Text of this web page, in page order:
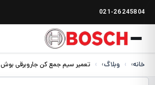
021-26245804
خانه› وبلاگ› تعمیر سیم جمع کن جاروبرقی بوش